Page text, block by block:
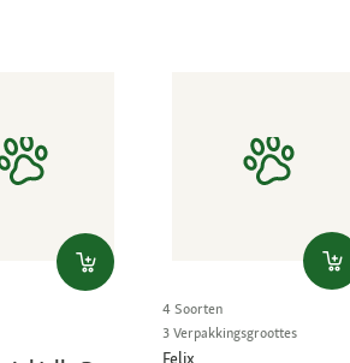
4 Soorten
3 Verpakkingsgroottes
Felix